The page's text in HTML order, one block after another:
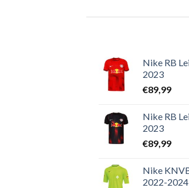
Nike RB
2023
€89,99
Nike RB
2023
€89,99
Nike
2022-